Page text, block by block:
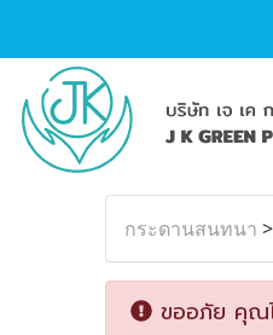
กระดานสนทนา >
ขออภัย คุณ